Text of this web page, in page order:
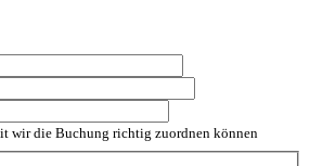
wir die Buchung richtig zuordnen können